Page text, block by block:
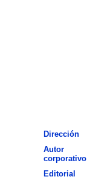
Dirección
Autor
corporativo
Editorial